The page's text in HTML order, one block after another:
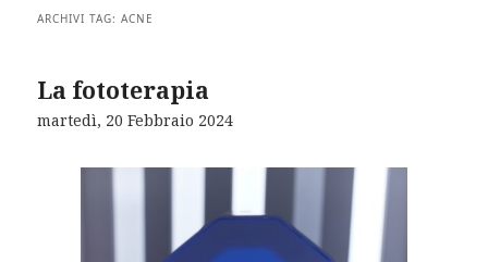
ARCHIVI TAG:ACNE
La fototerapia
martedì, 20 Febbraio 2024